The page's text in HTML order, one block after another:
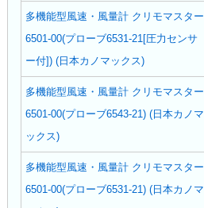
多機能型風速・風量計 クリモマスター
6501-00(プローブ6531-21[圧力センサ
ー付]) (日本カノマックス)
多機能型風速・風量計 クリモマスター
6501-00(プローブ6543-21) (日本カノマ
ックス)
多機能型風速・風量計 クリモマスター
6501-00(プローブ6531-21) (日本カノマ